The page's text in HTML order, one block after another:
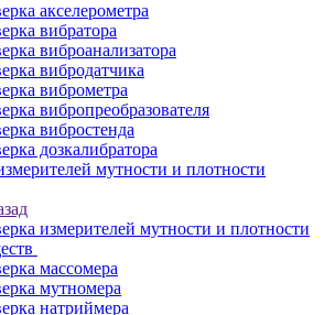
акселерометра
вибратора
виброанализатора
вибродатчика
виброметра
вибропреобразователя
вибростенда
дозкалибратора
мутности и плотности
измерителей мутности и плотности
массомера
мутномера
натриймера